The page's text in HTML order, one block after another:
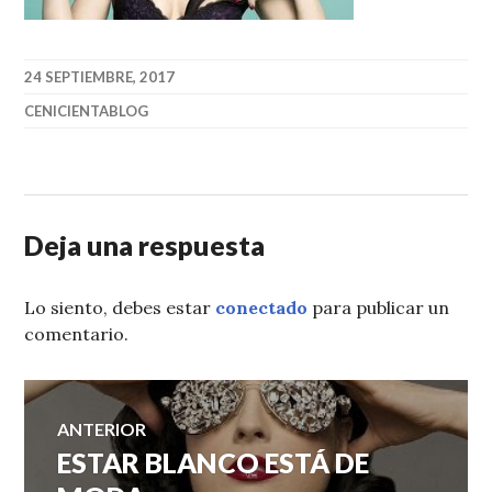
24 SEPTIEMBRE, 2017
CENICIENTABLOG
Deja una respuesta
Lo siento, debes estar conectado para publicar un
comentario.
Navegación
de
ANTERIOR
Entrada
anterior:
ESTAR BLANCO ESTÁ DE